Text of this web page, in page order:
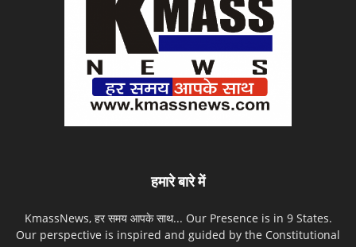
हमारे बारे में
KmassNews, हर समय आपके साथ... Our Presence is in 9 States.
Our perspective is inspired and guided by the Constitutional